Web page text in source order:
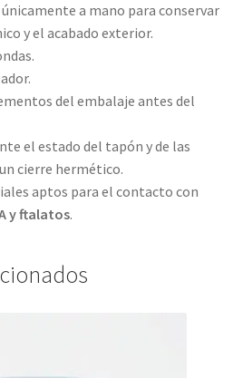
a mano para conservar
y el acabado exterior.
del embalaje antes del
el estado del tapón y de las
cierre hermético.
aptos para el contacto con
y ftalatos.